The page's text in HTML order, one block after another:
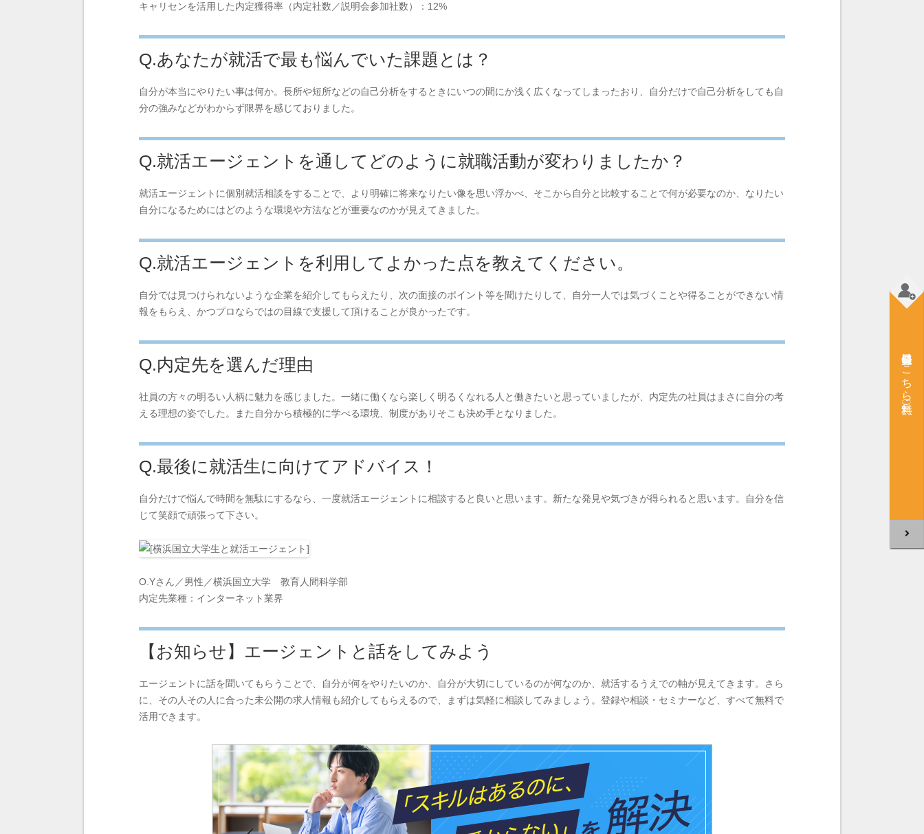
キャリセンを活用した内定獲得率（内定社数／説明会参加社数）：12%
Q.あなたが就活で最も悩んでいた課題とは？
自分が本当にやりたい事は何か。長所や短所などの自己分析をするときにいつの間にか浅く広くなってしまったおり、自分だけで自己分析をしても自
分の強みなどがわからず限界を感じておりました。
Q.就活エージェントを通してどのように就職活動が変わりましたか？
就活エージェントに個別就活相談をすることで、より明確に将来なりたい像を思い浮かべ、そこから自分と比較することで何が必要なのか、なりたい
自分になるためにはどのような環境や方法などが重要なのかが見えてきました。
Q.就活エージェントを利用してよかった点を教えてください。
自分では見つけられないような企業を紹介してもらえたり、次の面接のポイント等を聞けたりして、自分一人では気づくことや得ることができない情
報をもらえ、かつプロならではの目線で支援して頂けることが良かったです。
Q.内定先を選んだ理由
社員の方々の明るい人柄に魅力を感じました。一緒に働くなら楽しく明るくなれる人と働きたいと思っていましたが、内定先の社員はまさに自分の考
える理想の姿でした。また自分から積極的に学べる環境、制度がありそこも決め手となりました。
Q.最後に就活生に向けてアドバイス！
自分だけで悩んで時間を無駄にするなら、一度就活エージェントに相談すると良いと思います。新たな発見や気づきが得られると思います。自分を信
じて笑顔で頑張って下さい。
O.Yさん／男性／横浜国立大学 教育人間科学部
内定先業種：インターネット業界
【お知らせ】エージェントと話をしてみよう
エージェントに話を聞いてもらうことで、自分が何をやりたいのか、自分が大切にしているのが何なのか、就活するうえでの軸が見えてきます。さら
に、その人その人に合った未公開の求人情報も紹介してもらえるので、まずは気軽に相談してみましょう。登録や相談・セミナーなど、すべて無料で
活用できます。
会員登録はこちら（無料）